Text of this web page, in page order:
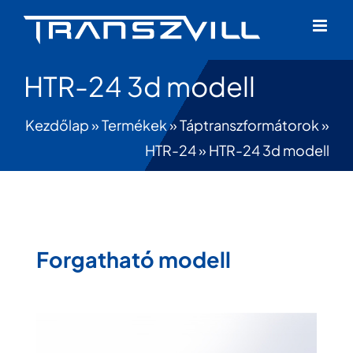
HTR-24 3d modell
Kezdőlap»Termékek»Táptranszformátorok»
HTR-24» HTR-24 3d modell
Forgatható modell